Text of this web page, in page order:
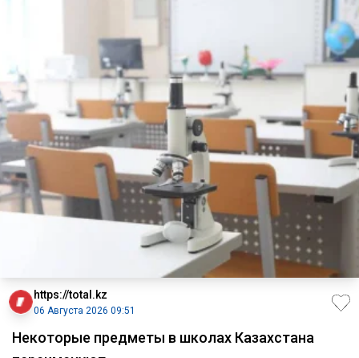
https://total.kz
06 Августа 2026 09:51
Некоторые предметы в школах Казахстана